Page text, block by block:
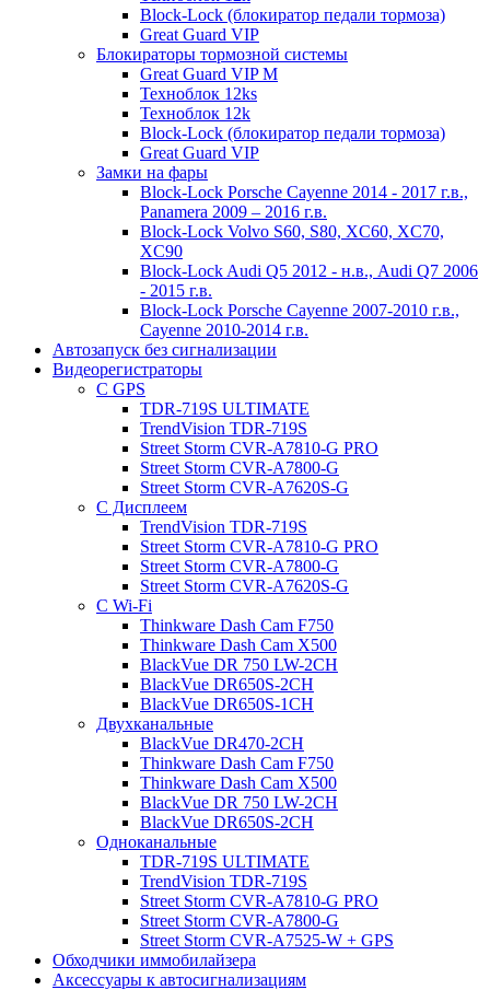
Block-Lock (блокиратор педали тормоза)
Great Guard VIP
Блокираторы тормозной системы
Great Guard VIP M
Техноблок 12ks
Техноблок 12k
Block-Lock (блокиратор педали тормоза)
Great Guard VIP
Замки на фары
Block-Lock Porsche Cayenne 2014 - 2017 г.в.,
Panamera 2009 – 2016 г.в.
Block-Lock Volvo S60, S80, XC60, XC70,
XC90
Block-Lock Audi Q5 2012 - н.в., Audi Q7 2006
- 2015 г.в.
Block-Lock Porsche Cayenne 2007-2010 г.в.,
Cayenne 2010-2014 г.в.
Автозапуск без сигнализации
Видеорегистраторы
С GPS
TDR-719S ULTIMATE
TrendVision TDR-719S
Street Storm CVR-A7810-G PRO
Street Storm CVR-A7800-G
Street Storm CVR-A7620S-G
С Дисплеем
TrendVision TDR-719S
Street Storm CVR-A7810-G PRO
Street Storm CVR-A7800-G
Street Storm CVR-A7620S-G
С Wi-Fi
Thinkware Dash Cam F750
Thinkware Dash Cam X500
BlackVue DR 750 LW-2CH
BlackVue DR650S-2CH
BlackVue DR650S-1CH
Двухканальные
BlackVue DR470-2CH
Thinkware Dash Cam F750
Thinkware Dash Cam X500
BlackVue DR 750 LW-2CH
BlackVue DR650S-2CH
Одноканальные
TDR-719S ULTIMATE
TrendVision TDR-719S
Street Storm CVR-A7810-G PRO
Street Storm CVR-A7800-G
Street Storm CVR-A7525-W + GPS
Обходчики иммобилайзера
Аксессуары к автосигнализациям